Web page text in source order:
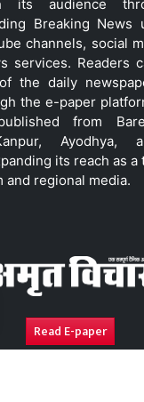
its audience
Breaking News
channels, social
services. Readers
the daily
the e-paper
from
Ayodhya,
its reach as a
and regional media.
Read E-paper